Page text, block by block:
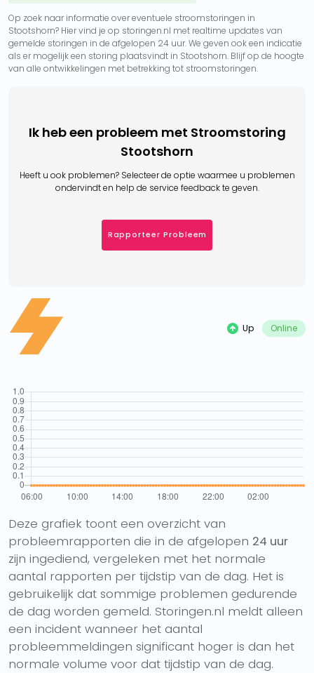
Op zoek naar informatie over eventuele stroomstoringen in
Stootshorn? Hier vind je op storingen.nl met realtime updates van
gemelde storingen in de afgelopen 24 uur. We geven ook een indicatie
als er mogelijk een storing plaatsvindt in Stootshorn. Blijf op de hoogte
van alle ontwikkelingen met betrekking tot stroomstoringen.
Ik heb een probleem met Stroomstoring
Stootshorn
Heeft u ook problemen? Selecteer de optie waarmee u problemen
ondervindt en help de service feedback te geven.
Rapporteer Probleem
Up Online
Deze grafiek toont een overzicht van
probleemrapporten die in de afgelopen 24 uur
zijn ingediend, vergeleken met het normale
aantal rapporten per tijdstip van de dag. Het is
gebruikelijk dat sommige problemen gedurende
de dag worden gemeld. Storingen.nl meldt alleen
een incident wanneer het aantal
probleemmeldingen significant hoger is dan het
normale volume voor dat tijdstip van de dag.